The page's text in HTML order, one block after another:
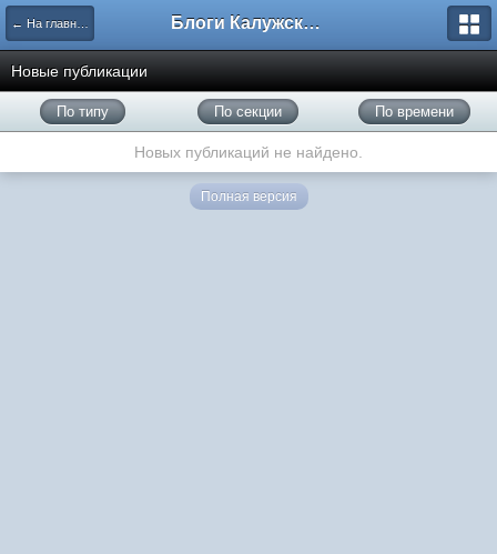
← На главную Блоги Калужского перекрестка
Новые публикации
По типу По секции По времени
Новых публикаций не найдено.
Полная версия